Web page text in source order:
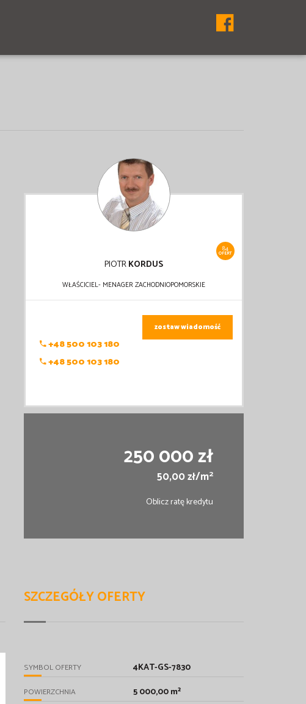
84
OFERT
PIOTRKORDUS
WŁAŚCICIEL- MENAGER ZACHODNIOPOMORSKIE
+48 500 103 180
+48 500 103 180
zostaw wiadomość
250 000 zł
50,00 zł/m2
Oblicz ratę kredytu
SZCZEGÓŁY OFERTY
SYMBOL OFERTY 4KAT-GS-7830
POWIERZCHNIA 5 000,00 m²